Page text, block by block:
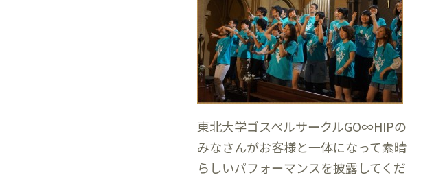
東北大学ゴスペルサークルGO∞HIPの
みなさんがお客様と一体になって素晴
らしいパフォーマンスを披露してくだ